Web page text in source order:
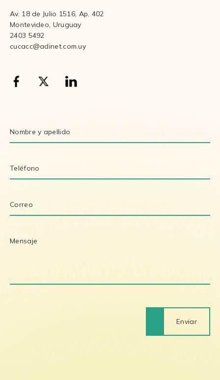
Av. 18 de Julio 1516, Ap. 402
Montevideo, Uruguay
2403 5492
cucacc@adinet.com.uy
Enviar